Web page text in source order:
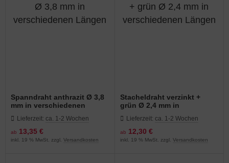
Spanndraht anthrazit Ø 3,8
mm in verschiedenen
Lieferzeit: ca. 1-2 Wochen
ab 13,35 €
inkl. 19 % MwSt. zzgl. Versandkosten
Stacheldraht verzinkt +
grün Ø 2,4 mm in
Lieferzeit: ca. 1-2 Wochen
ab 12,30 €
inkl. 19 % MwSt. zzgl. Versandkosten